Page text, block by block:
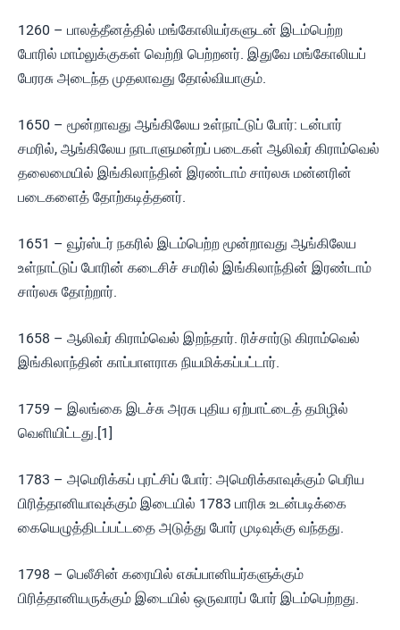
1260 – பாலத்தீனத்தில் மங்கோலியர்களுடன் இடம்பெற்ற
போரில் மாம்லுக்குகள் வெற்றி பெற்றனர். இதுவே மங்கோலியப்
பேரரசு அடைந்த முதலாவது தோல்வியாகும்.
1650 – மூன்றாவது ஆங்கிலேய உள்நாட்டுப் போர்: டன்பார்
சமரில், ஆங்கிலேய நாடாளுமன்றப் படைகள் ஆலிவர் கிராம்வெல்
தலைமையில் இங்கிலாந்தின் இரண்டாம் சார்லசு மன்னரின்
படைகளைத் தோற்கடித்தனர்.
1651 – வூர்ஸ்டர் நகரில் இடம்பெற்ற மூன்றாவது ஆங்கிலேய
உள்நாட்டுப் போரின் கடைசிச் சமரில் இங்கிலாந்தின் இரண்டாம்
சார்லசு தோற்றார்.
1658 – ஆலிவர் கிராம்வெல் இறந்தார். ரிச்சார்டு கிராம்வெல்
இங்கிலாந்தின் காப்பாளராக நியமிக்கப்பட்டார்.
1759 – இலங்கை இடச்சு அரசு புதிய ஏற்பாட்டைத் தமிழில்
வெளியிட்டது.[1]
1783 – அமெரிக்கப் புரட்சிப் போர்: அமெரிக்காவுக்கும் பெரிய
பிரித்தானியாவுக்கும் இடையில் 1783 பாரிசு உடன்படிக்கை
கையெழுத்திடப்பட்டதை அடுத்து போர் முடிவுக்கு வந்தது.
1798 – பெலீசின் கரையில் எசுப்பானியர்களுக்கும்
பிரித்தானியருக்கும் இடையில் ஒருவாரப் போர் இடம்பெற்றது.